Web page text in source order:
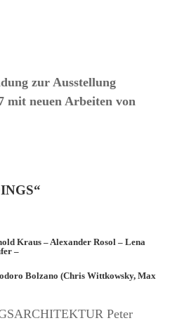
zur Ausstellung
mit neuen Arbeiten von
Kraus – Alexander Rosol – Lena
–
Bolzano (Chris Wittkowsky, Max
Peter